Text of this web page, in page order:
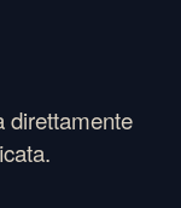
direttamente